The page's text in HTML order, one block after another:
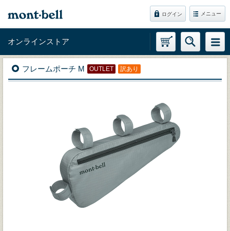
ログイン メニュー
オンラインストア
フレームポーチ M OUTLET 訳あり